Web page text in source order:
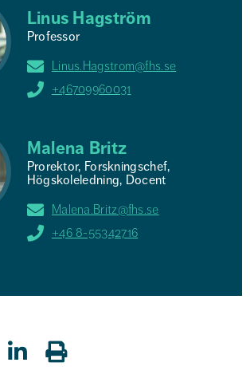
Linus Hagström
Professor
Linus.Hagstrom@fhs.se
+46709960031
Malena Britz
Prorektor, Forskningschef,
Högskoleledning, Docent
Malena.Britz@fhs.se
+46 8-55342716